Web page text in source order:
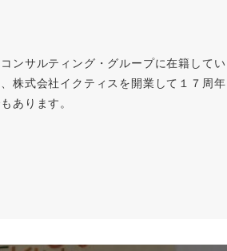
ンサルティング・グループに在籍してい
株式会社イクティスを開業して１７周年
あります。